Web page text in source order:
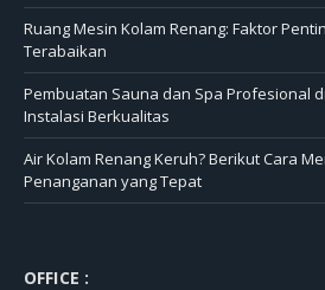
Ruang Mesin Kolam Renang: Faktor
Terabaikan
Pembuatan Sauna dan Spa Profesional
Instalasi Berkualitas
Air Kolam Renang Keruh? Berikut Cara
Penanganan yang Tepat
OFFICE :